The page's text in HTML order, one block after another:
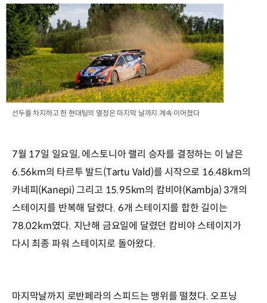
선두를 차지하고 한 현대팀의 열정은 마지막 날까지 계속 이어졌다
7월 17일 일요일, 에스토니아 랠리 승자를 결정하는 이 날은
6.56km의 타르투 발드(Tartu Vald)를 시작으로 16.48km의
카네피(Kanepi) 그리고 15.95km의 캄비야(Kambja) 3개의
스테이지를 반복해 달렸다. 6개 스테이지를 합한 길이는
78.02km였다. 지난해 금요일에 달렸던 캄비야 스테이지가
다시 최종 파워 스테이지로 돌아왔다.
마지막날까지 로반페라의 스피드는 맹위를 떨쳤다. 오프닝